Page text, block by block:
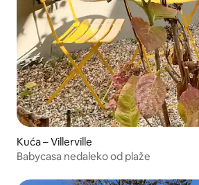
Kuća – Villerville
Babycasa nedaleko od plaže